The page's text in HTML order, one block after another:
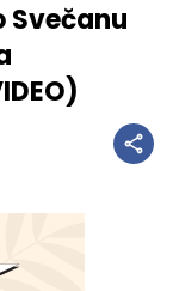
Svečanu